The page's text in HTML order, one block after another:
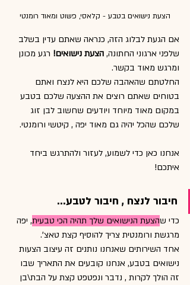
הצעת נישואים בטבע - קלאסי, פשוט ומאוד רומנטי
אם הגעת לבלוג הזה, כנראה שאתם עדין בשלב
שלפני ארגוני החתונה, הצעת נישואים! רגע מכונן
ומרגש מאוד בקשר.
החלטתם שהאהבה שלכם היא לנצח ואתם
בטוחים שאתם רוצים את ההצעה שלכם בטבע
במקום מאוד מיוחד ויודעים שחשוב לבן זוג
שלכם שהכל יהיה גם מאוד יפה , קיטשי ורומנטי.
אנחנו כאן כדי לשמוע, לעזור ולהתרגש ביחד
איתכם!
חיבור לנצח , חיבור לטבע...
כדי שהצעת הנישואים שלך תהיה הכי טבעית, יפה
מרגשת ורומנטית צריך להוסיף קצת טאצ'.
אחד השירותים שאנחנו נותנים זה עיצוב הצעות
נישואים בטבע, אנחנו קובעים את התאריך שבו
זה הולך לקרות , נדבר ונפטפט קצת על הבת\בן